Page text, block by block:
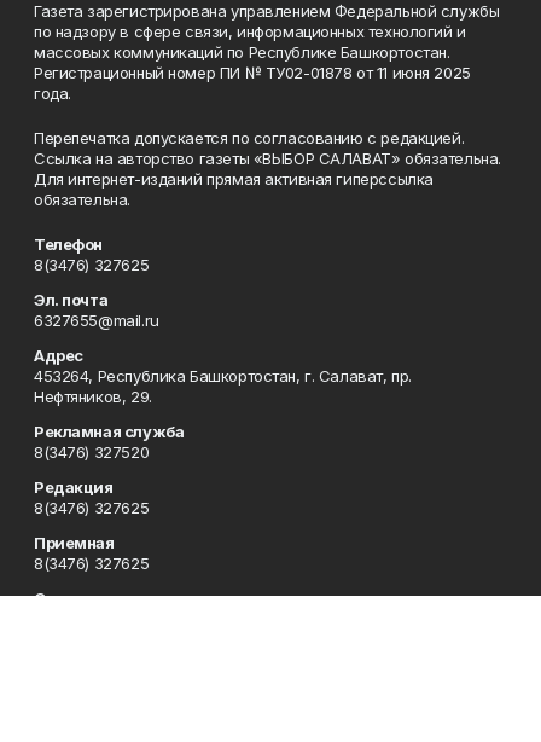
Газета зарегистрирована управлением Федеральной службы
по надзору в сфере связи, информационных технологий и
массовых коммуникаций по Республике Башкортостан.
Регистрационный номер ПИ № ТУ02-01878 от 11 июня 2025
года.
Перепечатка допускается по согласованию с редакцией.
Ссылка на авторство газеты «ВЫБОР САЛАВАТ» обязательна.
Для интернет-изданий прямая активная гиперссылка
обязательна.
Телефон
8(3476) 327625
Эл. почта
6327655@mail.ru
Адрес
453264, Республика Башкортостан, г. Салават, пр.
Нефтяников, 29.
Рекламная служба
8(3476) 327520
Редакция
8(3476) 327625
Приемная
8(3476) 327625
Сотрудничество